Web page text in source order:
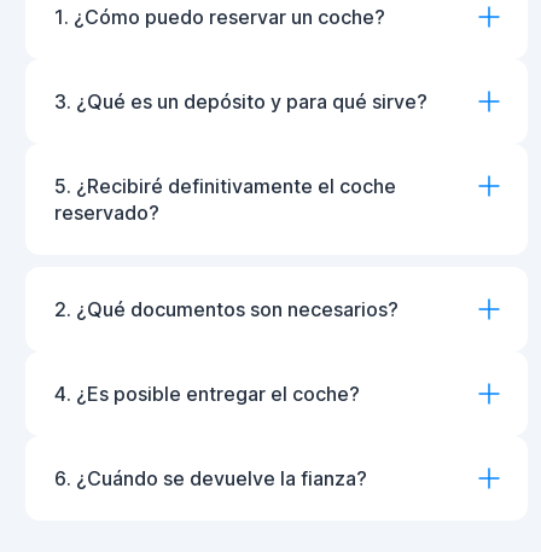
1. ¿Cómo puedo reservar un coche?
3. ¿Qué es un depósito y para qué sirve?
5. ¿Recibiré definitivamente el coche
reservado?
2. ¿Qué documentos son necesarios?
4. ¿Es posible entregar el coche?
6. ¿Cuándo se devuelve la fianza?